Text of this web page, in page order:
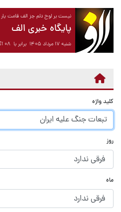
نیست بر لوح دلم جز الف قامت یار
پایگاه خبری الف
شنبه ۱۷ مرداد ۱۴۰۵ برابر با ۰۸ آگوست ۲۰۲۶
کلید واژه
روز
ماه